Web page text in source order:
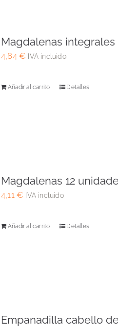
Magdalenas integrales
4,84 € IVA incluido
Añadir al carrito Detalles
Magdalenas 12
4,11 € IVA incluido
Añadir al carrito Detalles
Empanadilla cabello